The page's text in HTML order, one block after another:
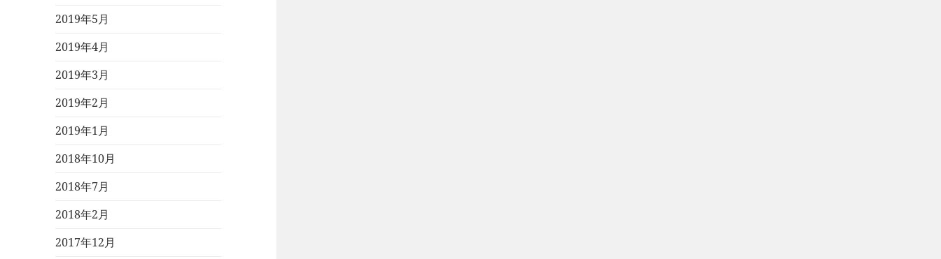
2019年5月
2019年4月
2019年3月
2019年2月
2019年1月
2018年10月
2018年7月
2018年2月
2017年12月